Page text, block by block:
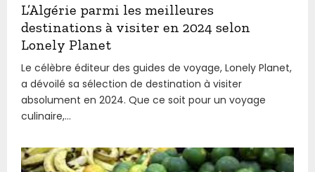
L’Algérie parmi les meilleures
destinations à visiter en 2024 selon
Lonely Planet
Le célèbre éditeur des guides de voyage, Lonely Planet,
a dévoilé sa sélection de destination à visiter
absolument en 2024. Que ce soit pour un voyage
culinaire,...